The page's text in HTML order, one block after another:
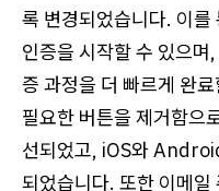
록 변경되었습니다. 이를
인증을 시작할 수 있으며
증 과정을 더 빠르게 완
필요한 버튼을 제거함으
선되었고, iOS와
되었습니다. 또한 이메일